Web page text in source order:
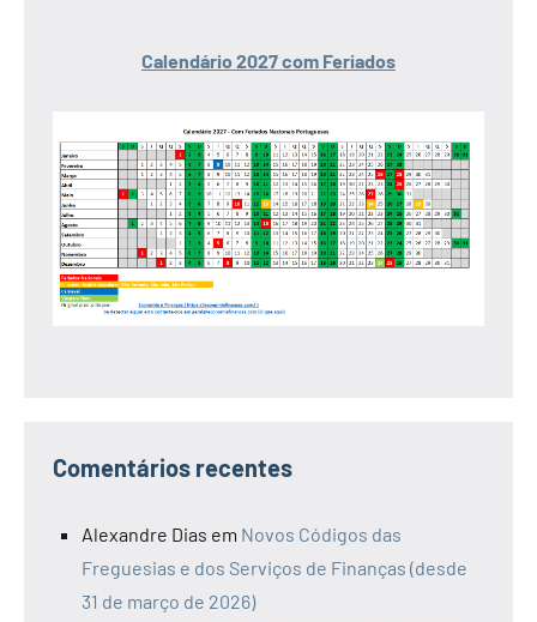
Calendário 2027 com Feriados
Comentários recentes
Alexandre Dias em Novos Códigos das
Freguesias e dos Serviços de Finanças (desde
31 de março de 2026)